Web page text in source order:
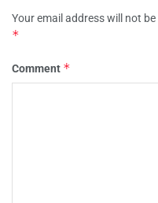
Your email address will not
*
Comment *